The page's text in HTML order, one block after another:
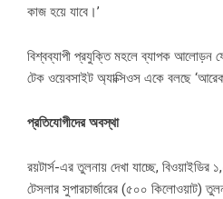
কাজ হয়ে যাবে।’
বিশ্বব্যাপী প্রযুক্তি মহলে ব্যাপক আলোড়ন
টেক ওয়েবসাইট অ্যাক্সিওস একে বলছে
প্রতিযোগীদের অবস্থা
রয়টার্স-এর তুলনায় দেখা যাচ্ছে, বিওয়াইডির
টেসলার সুপারচার্জারের (৫০০ কিলোওয়াট)